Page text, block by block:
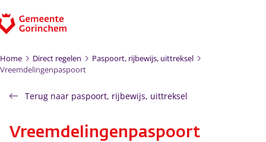
Home Direct regelen
Paspoort, rijbewijs, uittreksel
Vreemdelingenpaspoort
Terug naar paspoort, rijbewijs, uittreksel
Vreemdelingenpaspoort